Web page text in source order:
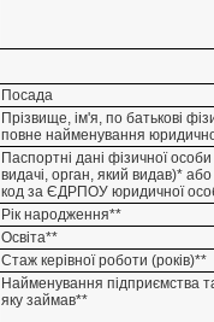
Посада
Прізвище, ім'я, по батькові
повне найменування
Паспортні дані фізичної
видачі, орган, який видав)*
код за ЄДРПОУ юридичної
Рік народження**
Освіта**
Стаж керівної роботи (років)**
Найменування підприємства
яку займав**